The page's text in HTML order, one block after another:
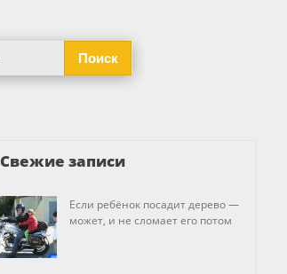
Свежие записи
Если ребёнок посадит дерево —
может, и не сломает его потом